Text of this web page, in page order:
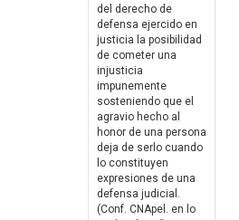
del derecho de
defensa ejercido en
justicia la posibilidad
de cometer una
injusticia
impunemente
sosteniendo que el
agravio hecho al
honor de una persona
deja de serlo cuando
lo constituyen
expresiones de una
defensa judicial.
(Conf. CNApel. en lo